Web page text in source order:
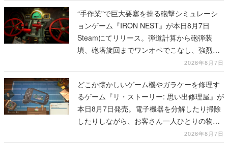
“手作業”で巨大要塞を操る砲撃シミュレーシ
ョンゲーム『IRON NEST』が本日8月7日
Steamにてリリース。弾道計算から砲弾装
填、砲塔旋回までワンオペでこなし、強烈な
一撃をブチかませるロマンある作品2026年8月7日
どこか懐かしいゲーム機やガラケーを修理す
るゲーム『リ・ストーリー: 思い出修理屋』が
本日8月7日発売。電子機器を分解したり掃除
したりしながら、お客さん一人ひとりの物語
2026年8月7日